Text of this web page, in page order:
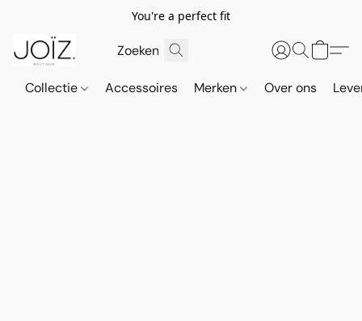
You're a perfect fit
Collectie Accessoires Merken Over ons